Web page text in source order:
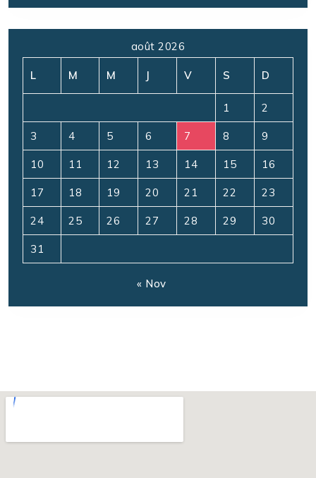
août 2026
L M M J V S D
1 2
3 4 5 6 7 8 9
10 11 12 13 14 15 16
17 18 19 20 21 22 23
24 25 26 27 28 29 30
31
« Nov